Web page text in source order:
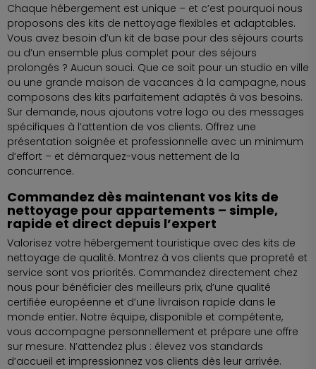
Chaque hébergement est unique – et c’est pourquoi nous
proposons des kits de nettoyage flexibles et adaptables.
Vous avez besoin d’un kit de base pour des séjours courts
ou d’un ensemble plus complet pour des séjours
prolongés ? Aucun souci. Que ce soit pour un studio en ville
ou une grande maison de vacances à la campagne, nous
composons des kits parfaitement adaptés à vos besoins.
Sur demande, nous ajoutons votre logo ou des messages
spécifiques à l’attention de vos clients. Offrez une
présentation soignée et professionnelle avec un minimum
d’effort – et démarquez-vous nettement de la
concurrence.
Commandez dès maintenant vos kits de
nettoyage pour appartements – simple,
rapide et direct depuis l’expert
Valorisez votre hébergement touristique avec des kits de
nettoyage de qualité. Montrez à vos clients que propreté et
service sont vos priorités. Commandez directement chez
nous pour bénéficier des meilleurs prix, d’une qualité
certifiée européenne et d’une livraison rapide dans le
monde entier. Notre équipe, disponible et compétente,
vous accompagne personnellement et prépare une offre
sur mesure. N’attendez plus : élevez vos standards
d’accueil et impressionnez vos clients dès leur arrivée.